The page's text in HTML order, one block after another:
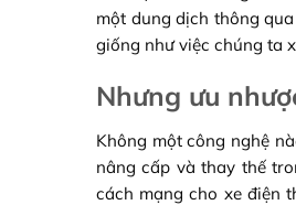
một dung dịch thông
giống như việc chúng ta
Nhưng ưu
Không một công nghệ
nâng cấp và thay thế
cách mạng cho xe điện